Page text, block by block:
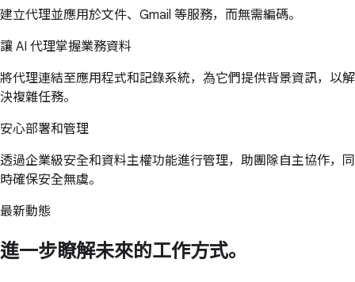
建立代理並應用於文件、Gmail 等服務，而無需編碼。
讓 AI 代理掌握業務資料
將代理連結至應用程式和記錄系統，為它們提供背景資訊，以解
決複雜任務。
安心部署和管理
透過企業級安全和資料主權功能進行管理，助團隊自主協作，同
時確保安全無虞。
最新動態
進一步瞭解未來的工作方式。